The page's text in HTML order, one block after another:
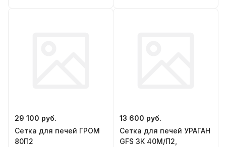
29 100 руб.
Сетка для печей ГРОМ
80П2
13 600 руб.
Сетка для печей УРАГАН
GFS ЗК 40М/П2,